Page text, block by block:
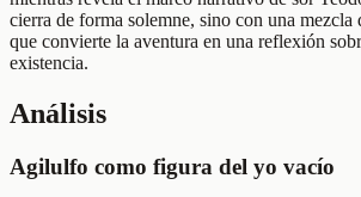
cierra de forma solemne, sino con una
que convierte la aventura en una reflexión
existencia.
Análisis
Agilulfo como figura del yo vacío